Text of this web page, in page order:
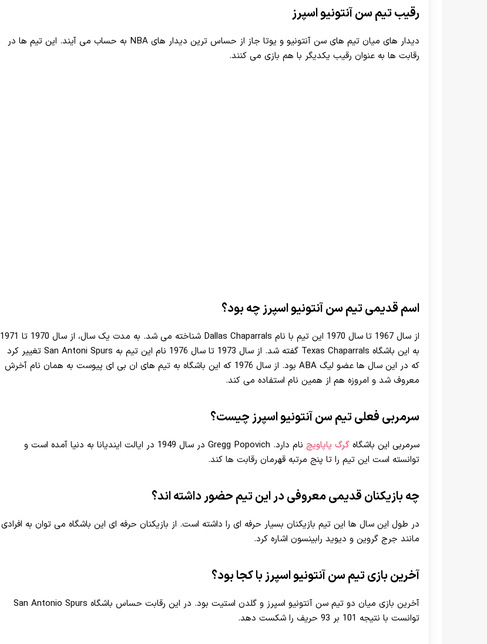
رقیب تیم سن آنتونیو اسپرز
دیدار های میان تیم های سن آنتونیو و یوتا جاز از حساس ترین دیدار های NBA به حساب می آیند. این تیم ها در
رقابت ها به عنوان رقیب یکدیگر با هم بازی می کنند.
اسم قدیمی تیم سن آنتونیو اسپرز چه بود؟
از سال 1967 تا سال 1970 این تیم با نام Dallas Chaparrals شناخته می شد. به مدت یک سال، از سال 1970 تا 1971
به این باشگاه Texas Chaparrals گفته شد. از سال 1973 تا سال 1976 نام این تیم به San Antoni Spurs تغییر کرد
که در این سال ها عضو لیگ ABA بود. از سال 1976 که این باشگاه به تیم های ان بی ای پیوست به همان نام آخرش
معروف شد و امروزه هم از همین نام استفاده می کند.
سرمربی فعلی تیم سن آنتونیو اسپرز چیست؟
سرمربی این باشگاه گرگ پاپاویچ
نام دارد. Gregg Popovich در سال 1949 در ایالت ایندیانا به دنیا آمده است و
توانسته است این تیم را تا پنج مرتبه قهرمان رقابت ها کند.
چه بازیکنان قدیمی معروفی در این تیم حضور داشته اند؟
در طول این سال ها این تیم بازیکنان بسیار حرفه ای را داشته است. از بازیکنان حرفه ای این باشگاه می توان به افرادی
مانند جرج گروین و دیوید رابینسون اشاره کرد.
آخرین بازی تیم سن آنتونیو اسپرز با کجا بود؟
آخرین بازی میان دو تیم سن آنتونیو اسپرز و گلدن استیت بود. در این رقابت حساس باشگاه San Antonio Spurs
توانست با نتیجه 101 بر 93 حریف را شکست دهد.